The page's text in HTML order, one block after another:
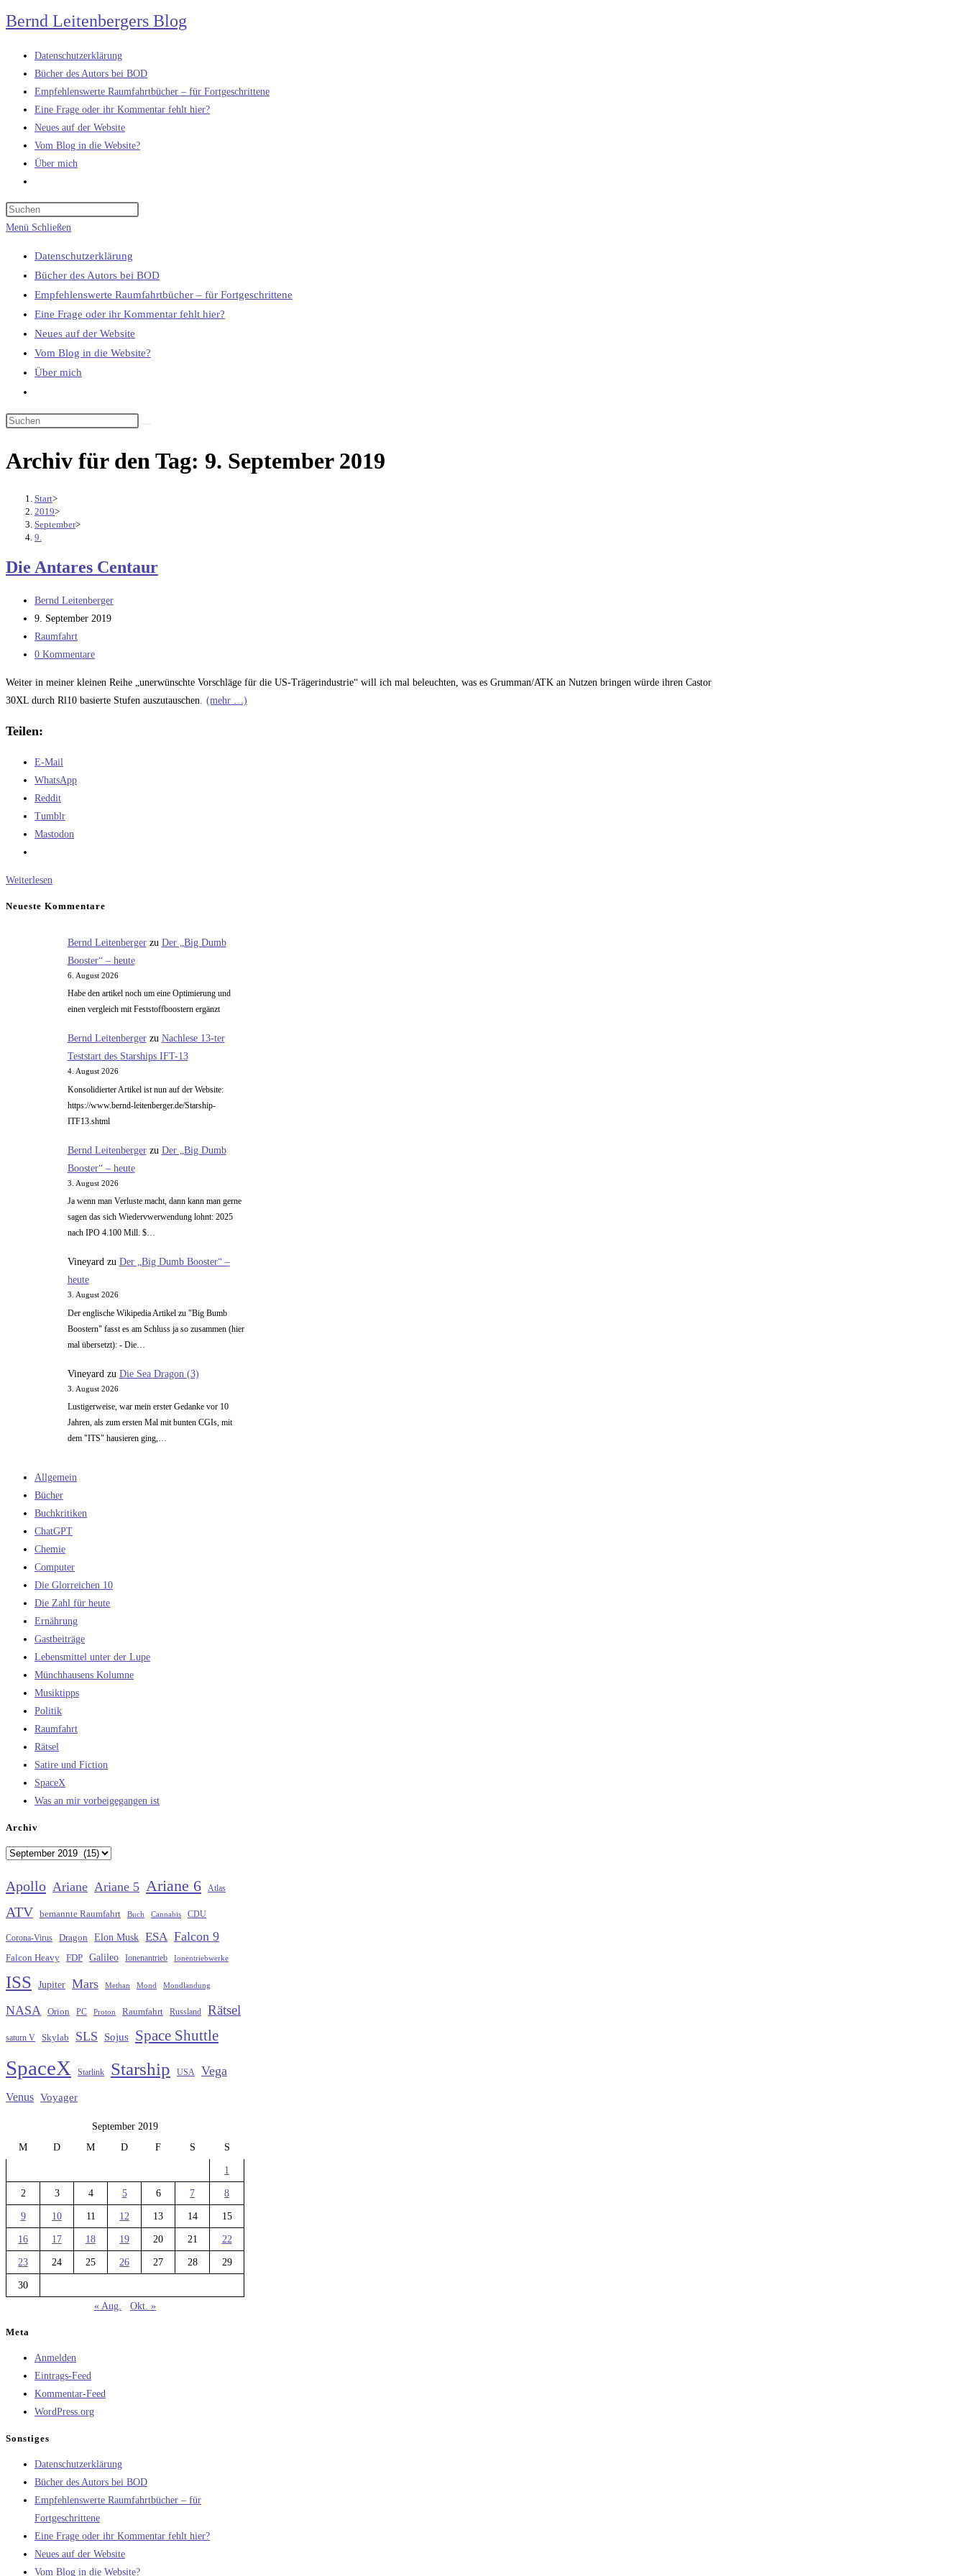
Zum
Inhalt
springen
Bernd Leitenbergers Blog
Datenschutzerklärung
Bücher des Autors bei BOD
Empfehlenswerte Raumfahrtbücher – für Fortgeschrittene
Eine Frage oder ihr Kommentar fehlt hier?
Neues auf der Website
Vom Blog in die Website?
Über mich
umschalten
Menü Schließen
Datenschutzerklärung
Bücher des Autors bei BOD
Empfehlenswerte Raumfahrtbücher – für Fortgeschrittene
Eine Frage oder ihr Kommentar fehlt hier?
Neues auf der Website
Vom Blog in die Website?
Über mich
umschalten
Archiv für den Tag: 9. September 2019
Start>
2019>
September>
9.
Die Antares Centaur
Beitrags-
Autor:
Bernd Leitenberger
Beitrag
veröffentlicht:
9. September 2019
Beitrags-
Kategorie:
Raumfahrt
Beitrags-
0 Kommentare
Weiter in meiner kleinen Reihe „unerwünschte Vorschläge für die US-Trägerindustrie“ will ich mal beleuchten, was es Grumman/ATK an Nutzen bringen würde ihren Castor
30XL durch Rl10 basierte Stufen auszutauschen. (mehr …)
Teilen:
E-Mail
WhatsApp
Reddit
Tumblr
Mastodon
Weiterlesen
Neueste Kommentare
Bernd Leitenbergerzu Der „Big Dumb
Booster“ – heute
6. August 2026
Habe den artikel noch um eine Optimierung und
einen vergleich mit Feststoffboostern ergänzt
Bernd Leitenbergerzu Nachlese 13-ter
Teststart des Starships IFT-13
4. August 2026
Konsolidierter Artikel ist nun auf der Website:
https://www.bernd-leitenberger.de/Starship-
ITF13.shtml
Bernd Leitenbergerzu Der „Big Dumb
Booster“ – heute
3. August 2026
Ja wenn man Verluste macht, dann kann man gerne
sagen das sich Wiedervwerwendung lohnt: 2025
nach IPO 4.100 Mill. $…
Vineyardzu Der „Big Dumb Booster“ –
heute
3. August 2026
Der englische Wikipedia Artikel zu "Big Bumb
Boostern" fasst es am Schluss ja so zusammen (hier
mal übersetzt): - Die…
Vineyard zu Die Sea Dragon (3)
3. August 2026
Lustigerweise, war mein erster Gedanke vor 10
Jahren, als zum ersten Mal mit bunten CGIs, mit
dem "ITS" hausieren ging,…
Allgemein
Bücher
Buchkritiken
ChatGPT
Chemie
Computer
Die Glorreichen 10
Die Zahl für heute
Ernährung
Gastbeiträge
Lebensmittel unter der Lupe
Münchhausens Kolumne
Musiktipps
Politik
Raumfahrt
Rätsel
Satire und Fiction
SpaceX
Was an mir vorbeigegangen ist
Archiv
Archiv
Apollo Ariane Ariane 5 Ariane 6 Atlas
ATV bemannte Raumfahrt Buch Cannabis CDU
Corona-Virus Dragon Elon Musk ESA Falcon 9
Falcon Heavy FDP Galileo Ionenantrieb Ionentriebwerke
ISS Jupiter Mars Methan Mond Mondlandung
NASA Orion PC Proton Raumfahrt Russland Rätsel
saturn V Skylab SLS Sojus Space Shuttle
SpaceX Starlink Starship USA Vega
Venus Voyager
September 2019
M
D M D F S S
1
2 3 4 5 6 7 8
9 10 11 12 13 14 15
16 17 18 19 20 21 22
23 24 25 26 27 28 29
30
« Aug.
Okt. »
Meta
Anmelden
Eintrags-Feed
Kommentar-Feed
WordPress.org
Sonstiges
Datenschutzerklärung
Bücher des Autors bei BOD
Empfehlenswerte Raumfahrtbücher – für
Fortgeschrittene
Eine Frage oder ihr Kommentar fehlt hier?
Neues auf der Website
Vom Blog in die Website?